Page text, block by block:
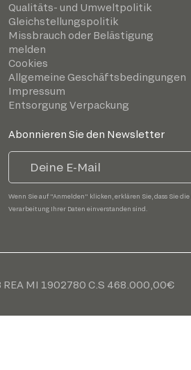
Qualitäts- und Umweltpolitik
Gleichstellungspolitik
Missbrauch oder Belästigung
melden
Cookies
Allgemeine Geschäftsbedingungen
Impressum
Entsorgung Verpackung
Abonnieren Sie den Newsletter
Wenn Sie auf "Anmelden" klicken, erklären Sie, dass Sie die
Verarbeitung Ihrer Daten einverstanden sind.
MI 1902780 C.S 468.000,00€